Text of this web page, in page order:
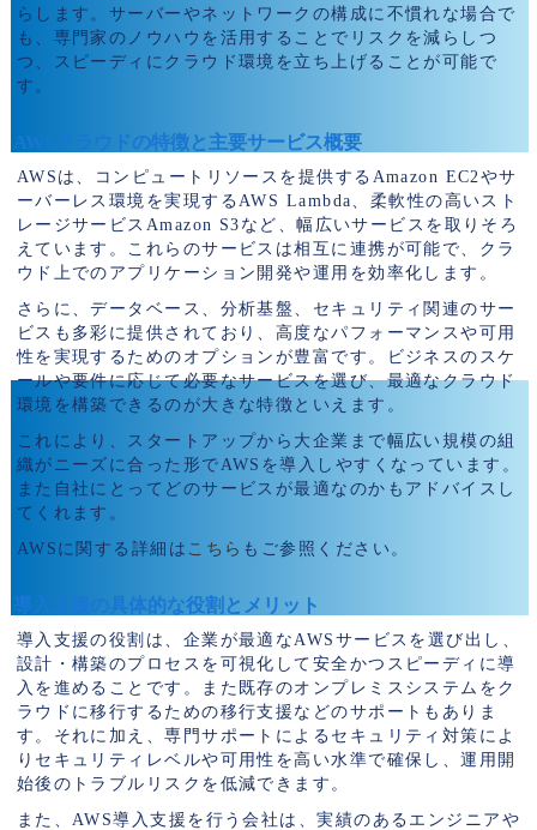
らします。サーバーやネットワークの構成に不慣れな場合で
も、専門家のノウハウを活用することでリスクを減らしつ
つ、スピーディにクラウド環境を立ち上げることが可能で
す。
AWSクラウドの特徴と主要サービス概要
AWSは、コンピュートリソースを提供するAmazon EC2やサ
ーバーレス環境を実現するAWS Lambda、柔軟性の高いスト
レージサービスAmazon S3など、幅広いサービスを取りそろ
えています。これらのサービスは相互に連携が可能で、クラ
ウド上でのアプリケーション開発や運用を効率化します。
さらに、データベース、分析基盤、セキュリティ関連のサー
ビスも多彩に提供されており、高度なパフォーマンスや可用
性を実現するためのオプションが豊富です。ビジネスのスケ
ールや要件に応じて必要なサービスを選び、最適なクラウド
環境を構築できるのが大きな特徴といえます。
これにより、スタートアップから大企業まで幅広い規模の組
織がニーズに合った形でAWSを導入しやすくなっています。
また自社にとってどのサービスが最適なのかもアドバイスし
てくれます。
AWSに関する詳細は こちら もご参照ください。
導入支援の具体的な役割とメリット
導入支援の役割は、企業が最適なAWSサービスを選び出し、
設計・構築のプロセスを可視化して安全かつスピーディに導
入を進めることです。また既存のオンプレミスシステムをク
ラウドに移行するための移行支援などのサポートもありま
す。それに加え、専門サポートによるセキュリティ対策によ
りセキュリティレベルや可用性を高い水準で確保し、運用開
始後のトラブルリスクを低減できます。
また、AWS導入支援を行う会社は、実績のあるエンジニアや